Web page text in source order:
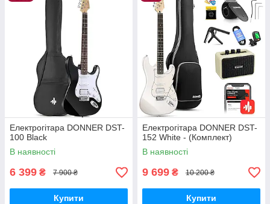
Електрогітара DONNER DST-
100 Black
В наявності
6 399 ₴ 7 900 ₴
Купити
Електрогітара DONNER DST-
152 White - (Комплект)
В наявності
9 699 ₴ 10 200 ₴
Купити